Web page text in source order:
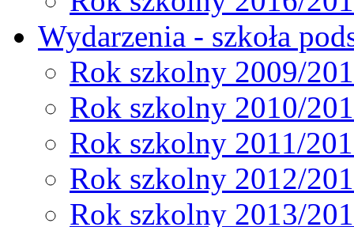
Wydarzenia - szkoła
Rok szkolny 2009/
Rok szkolny 2010/
Rok szkolny 2011/
Rok szkolny 2012/
Rok szkolny 2013/